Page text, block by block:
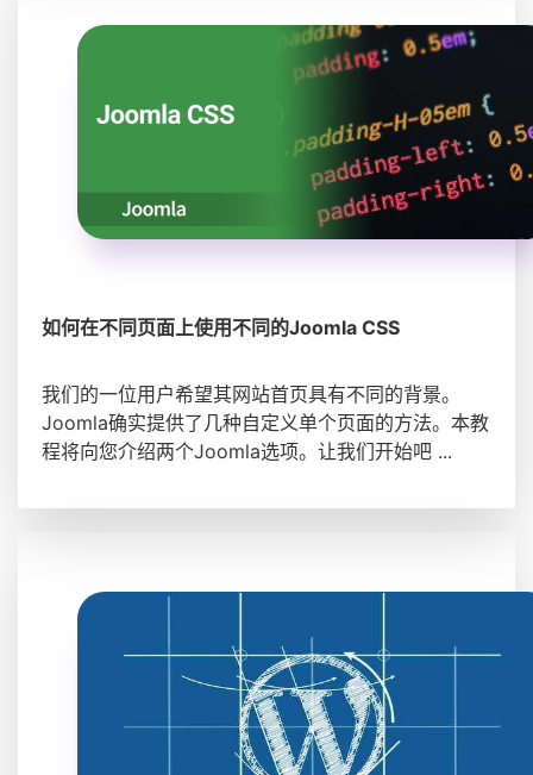
如何在不同页面上使用不同的Joomla CSS
我们的一位用户希望其网站首页具有不同的背景。
Joomla确实提供了几种自定义单个页面的方法。本教
程将向您介绍两个Joomla选项。让我们开始吧 ...